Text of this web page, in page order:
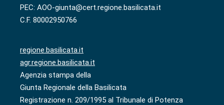
PEC: AOO-giunta@cert.regione.basilicata.it
C.F. 80002950766
regione.basilicata.it
agr.regione.basilicata.it
Agenzia stampa della
Giunta Regionale della Basilicata
Registrazione n. 209/1995 al Tribunale di Potenza